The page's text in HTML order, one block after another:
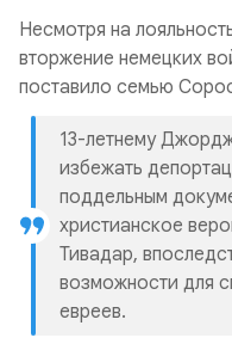
Несмотря на
вторжение немецких
поставило семью
13-летнему
избежать
поддельным
христианское
Тивадар,
возможности для
евреев.